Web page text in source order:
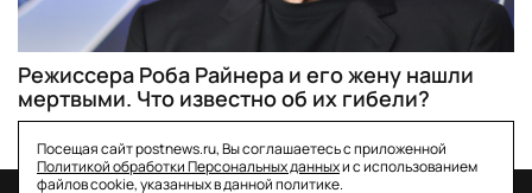
Режиссера Роба Райнера и его жену нашли
мертвыми. Что известно об их гибели?
Посещая сайт postnews.ru, Вы соглашаетесь с приложенной
Политикой обработки Персональных данныхи с использованием
файлов cookie, указанных в данной политике.